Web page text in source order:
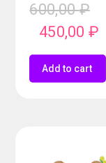
600,00₽
450,00₽
Add to cart